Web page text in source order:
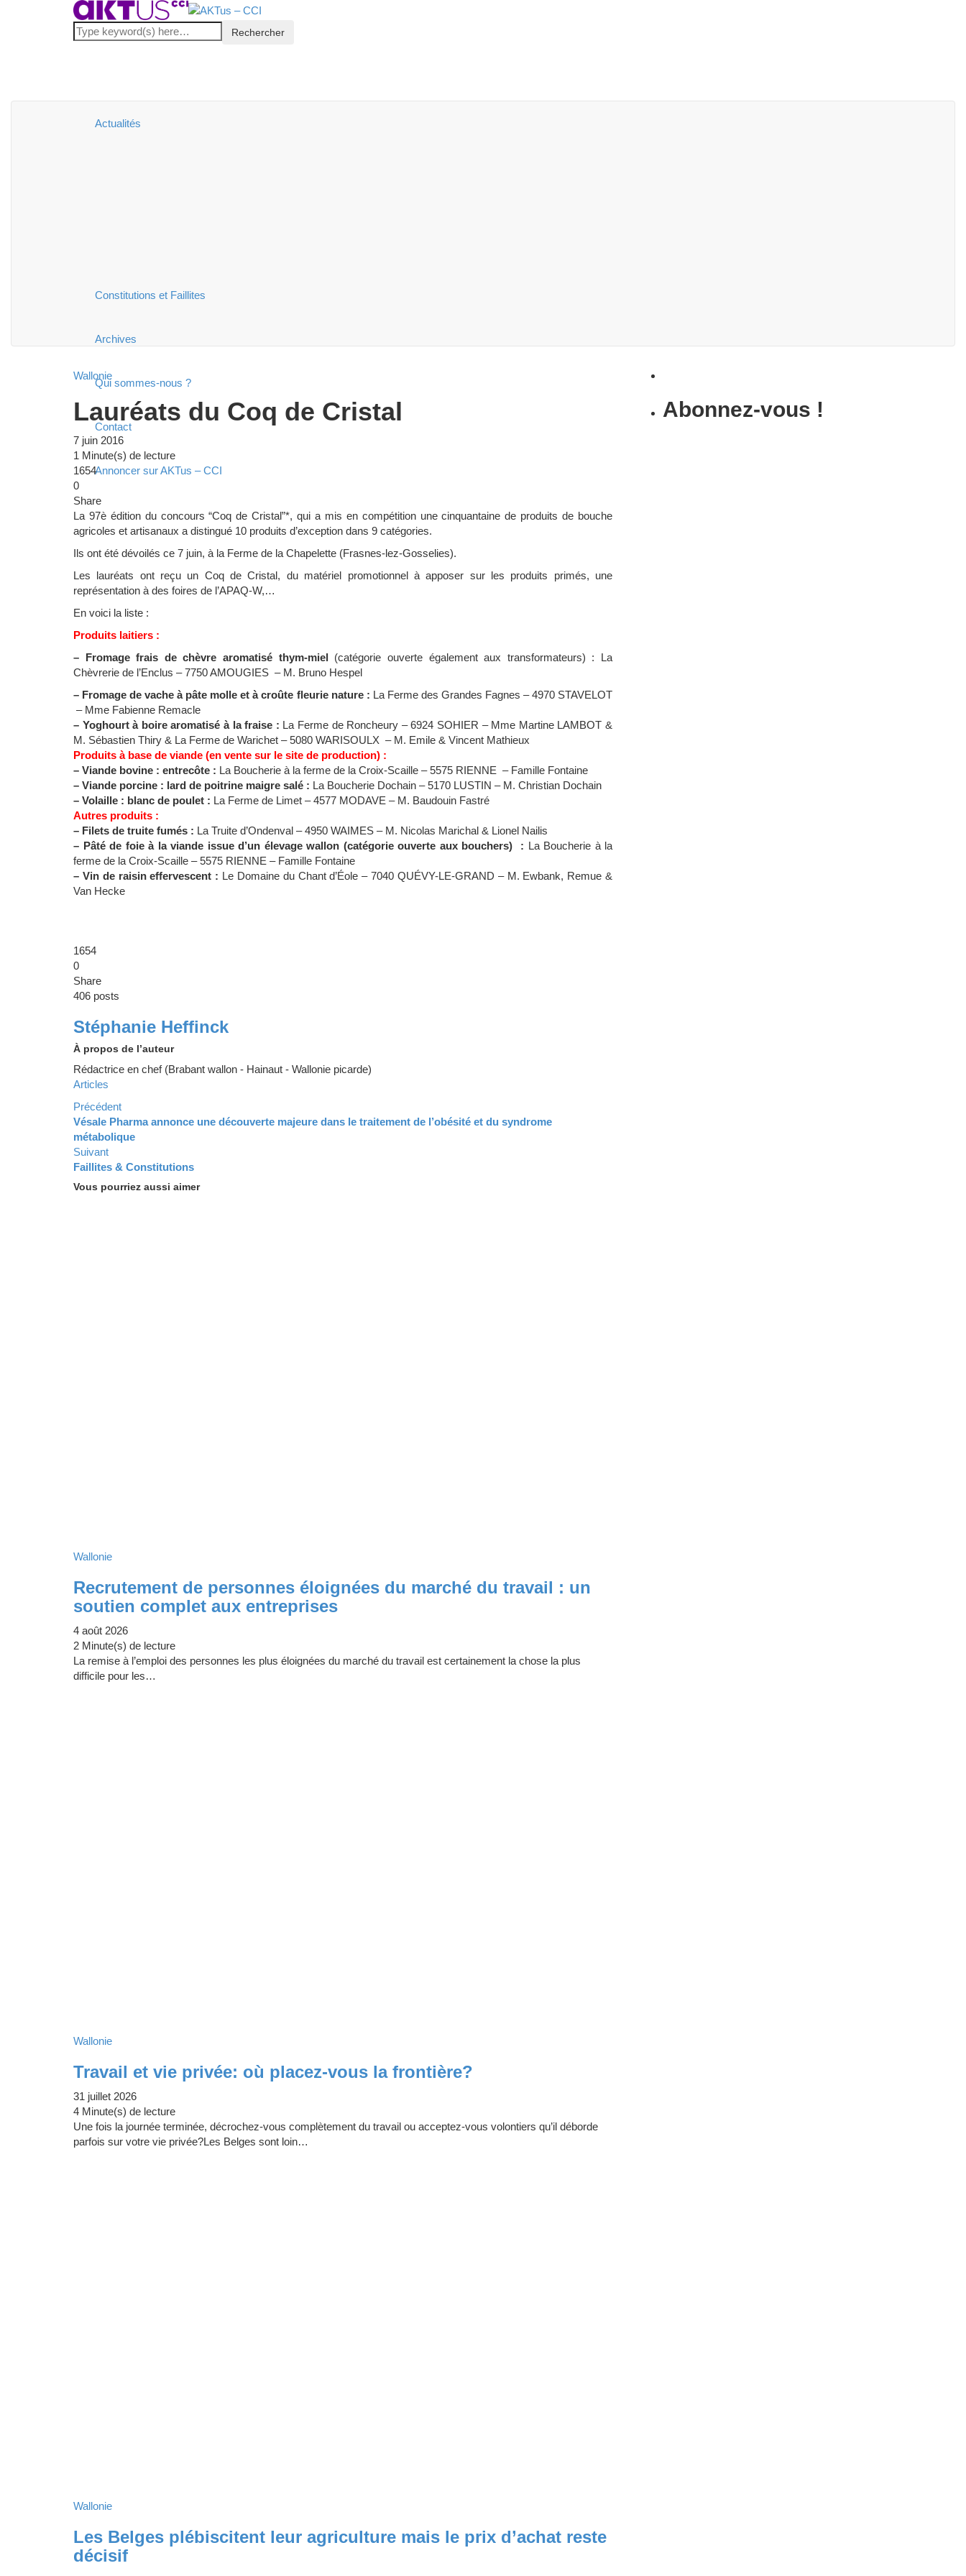
Actualités
Constitutions et Faillites
Archives
Qui sommes-nous ?
Contact
Annoncer sur AKTus – CCI
Wallonie
Lauréats du Coq de Cristal
7 juin 2016
1 Minute(s) de lecture
1654
0
Share
La 97è édition du concours “Coq de Cristal”*, qui a mis en compétition une cinquantaine de produits de bouche
agricoles et artisanaux a distingué 10 produits d’exception dans 9 catégories.
Ils ont été dévoilés ce 7 juin, à la Ferme de la Chapelette (Frasnes-lez-Gosselies).
Les lauréats ont reçu un Coq de Cristal, du matériel promotionnel à apposer sur les produits primés, une
représentation à des foires de l’APAQ-W,…
En voici la liste :
Produits laitiers :
– Fromage frais de chèvre aromatisé thym-miel (catégorie ouverte également aux transformateurs) : La
Chèvrerie de l’Enclus – 7750 AMOUGIES – M. Bruno Hespel
– Fromage de vache à pâte molle et à croûte fleurie nature : La Ferme des Grandes Fagnes – 4970 STAVELOT
– Mme Fabienne Remacle
– Yoghourt à boire aromatisé à la fraise : La Ferme de Roncheury – 6924 SOHIER – Mme Martine LAMBOT &
M. Sébastien Thiry & La Ferme de Warichet – 5080 WARISOULX – M. Emile & Vincent Mathieux
Produits à base de viande (en vente sur le site de production) :
– Viande bovine : entrecôte : La Boucherie à la ferme de la Croix-Scaille – 5575 RIENNE – Famille Fontaine
– Viande porcine : lard de poitrine maigre salé : La Boucherie Dochain – 5170 LUSTIN – M. Christian Dochain
– Volaille : blanc de poulet : La Ferme de Limet – 4577 MODAVE – M. Baudouin Fastré
Autres produits :
– Filets de truite fumés : La Truite d’Ondenval – 4950 WAIMES – M. Nicolas Marichal & Lionel Nailis
– Pâté de foie à la viande issue d’un élevage wallon (catégorie ouverte aux bouchers) : La Boucherie à la
ferme de la Croix-Scaille – 5575 RIENNE – Famille Fontaine
– Vin de raisin effervescent : Le Domaine du Chant d’Éole – 7040 QUÉVY-LE-GRAND – M. Ewbank, Remue &
Van Hecke
1654
0
Share
Abonnez-vous !
406 posts
Stéphanie Heffinck
À propos de l’auteur
Rédactrice en chef (Brabant wallon - Hainaut - Wallonie picarde)
Articles
Précédent
Vésale Pharma annonce une découverte majeure dans le traitement de l’obésité et du syndrome
métabolique
Suivant
Faillites & Constitutions
Vous pourriez aussi aimer
Wallonie
Recrutement de personnes éloignées du marché du travail : un
soutien complet aux entreprises
4 août 2026
2 Minute(s) de lecture
La remise à l’emploi des personnes les plus éloignées du marché du travail est certainement la chose la plus
difficile pour les…
Wallonie
Travail et vie privée: où placez-vous la frontière?
31 juillet 2026
4 Minute(s) de lecture
Une fois la journée terminée, décrochez-vous complètement du travail ou acceptez-vous volontiers qu’il déborde
parfois sur votre vie privée?Les Belges sont loin…
Wallonie
Les Belges plébiscitent leur agriculture mais le prix d’achat reste
décisif